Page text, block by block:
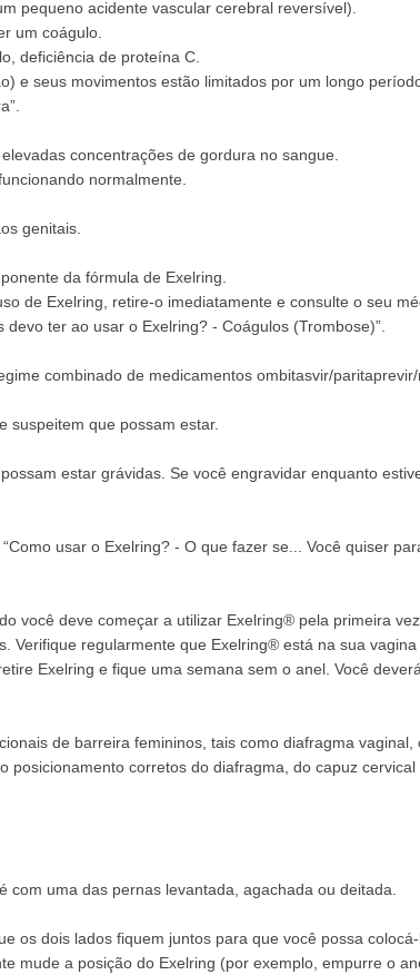
pequeno acidente vascular cerebral reversível).
um coágulo.
deficiência de proteína C.
e seus movimentos estão limitados por um longo
concentrações de gordura no sangue.
normalmente.
genitais.
da fórmula de Exelring.
de Exelring, retire-o imediatamente e consulte o seu
ter ao usar o Exelring? - Coágulos (Trombose)”.
combinado de medicamentos ombitasvir/
suspeitem que possam estar.
estar grávidas. Se você engravidar enquanto
usar o Exelring? - O que fazer se... Você quiser
você deve começar a utilizar Exelring® pela primeira
regularmente que Exelring® está na sua
Exelring e fique uma semana sem o anel. Você
de barreira femininos, tais como diafragma
corretos do diafragma, do capuz cervical
uma das pernas levantada, agachada ou deitada.
os dois lados fiquem juntos para que você possa
mude a posição do Exelring (por exemplo, empurre o